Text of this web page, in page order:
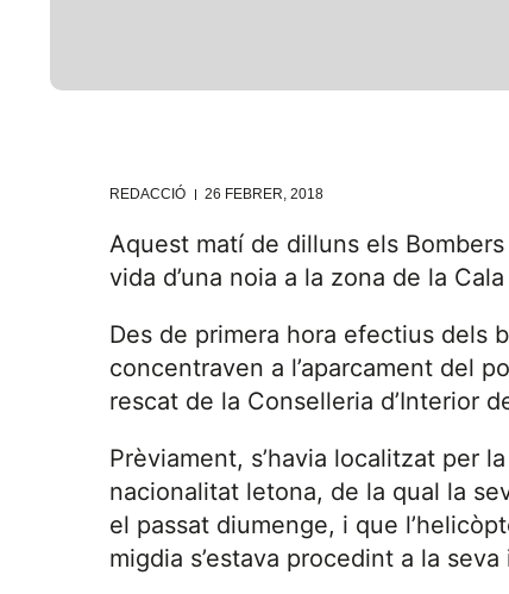
REDACCIÓ 26 FEBRER, 2018
Aquest matí de dilluns els
vida d’una noia a la zona de la
Des de primera hora efectius dels
concentraven a l’aparcament del
rescat de la Conselleria d’Interior
Prèviament, s’havia localitzat per
nacionalitat letona, de la qual la
el passat diumenge, i que
migdia s’estava procedint a la